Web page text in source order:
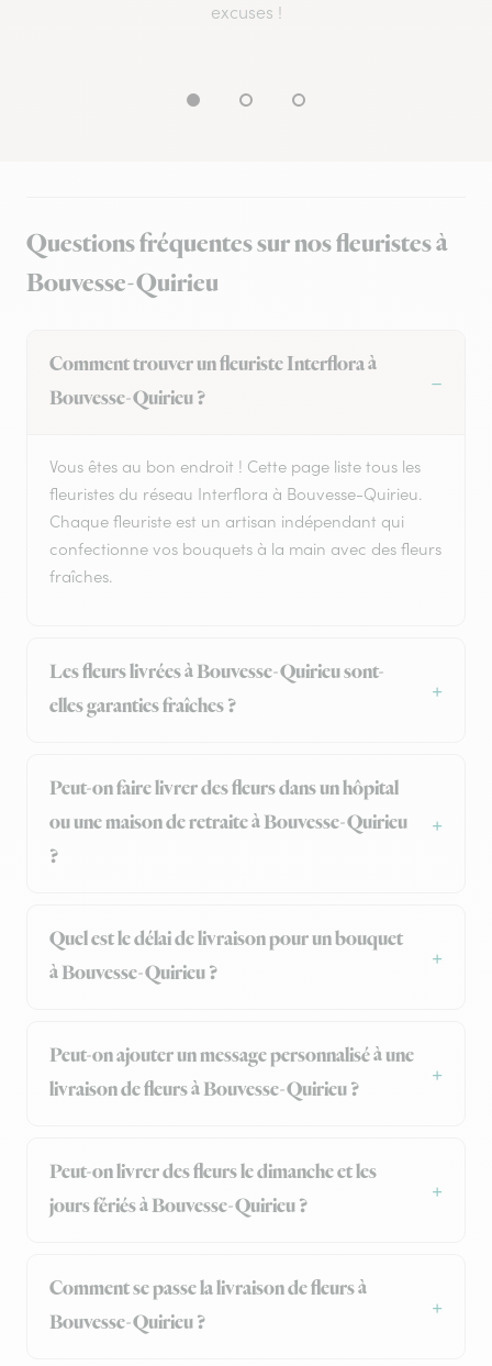
excuses !
Questions fréquentes sur nos fleuristes à
Bouvesse-Quirieu
Comment trouver un fleuriste Interflora à
Bouvesse-Quirieu ?
Vous êtes au bon endroit ! Cette page liste tous les
fleuristes du réseau Interflora à Bouvesse-Quirieu.
Chaque fleuriste est un artisan indépendant qui
confectionne vos bouquets à la main avec des fleurs
fraîches.
Les fleurs livrées à Bouvesse-Quirieu sont-
elles garanties fraîches ?
Peut-on faire livrer des fleurs dans un hôpital
ou une maison de retraite à Bouvesse-Quirieu
?
Quel est le délai de livraison pour un bouquet
à Bouvesse-Quirieu ?
Peut-on ajouter un message personnalisé à une
livraison de fleurs à Bouvesse-Quirieu ?
Peut-on livrer des fleurs le dimanche et les
jours fériés à Bouvesse-Quirieu ?
Comment se passe la livraison de fleurs à
Bouvesse-Quirieu ?